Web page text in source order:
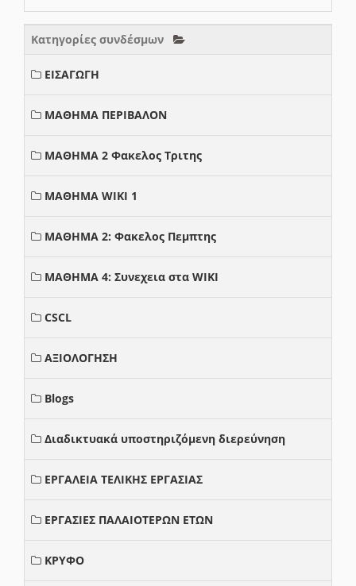
Κατηγορίες συνδέσμων
ΕΙΣΑΓΩΓΗ
ΜΑΘΗΜΑ ΠΕΡΙΒΑΛΟΝ
ΜΑΘΗΜΑ 2 Φακελος Τριτης
ΜΑΘΗΜΑ WIKI 1
ΜΑΘΗΜΑ 2: Φακελος Πεμπτης
ΜΑΘΗΜΑ 4: Συνεχεια στα WIKI
CSCL
ΑΞΙΟΛΟΓΗΣΗ
Blogs
Διαδικτυακά υποστηριζόμενη διερεύνηση
ΕΡΓΑΛΕΙΑ ΤΕΛΙΚΗΣ ΕΡΓΑΣΙΑΣ
ΕΡΓΑΣΙΕΣ ΠΑΛΑΙΟΤΕΡΩΝ ΕΤΩΝ
ΚΡΥΦΟ